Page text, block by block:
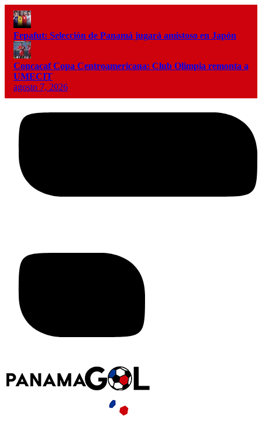
Fepafut: Selección de Panamá jugará amistoso en Japón
Concacaf Copa Centroamericana: Club Olimpia remonta a
UMECIT
agosto 7, 2026